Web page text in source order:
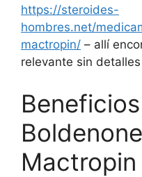
https://steroides-
hombres.net/
mactropin/ – allí
relevante sin
Mactropin